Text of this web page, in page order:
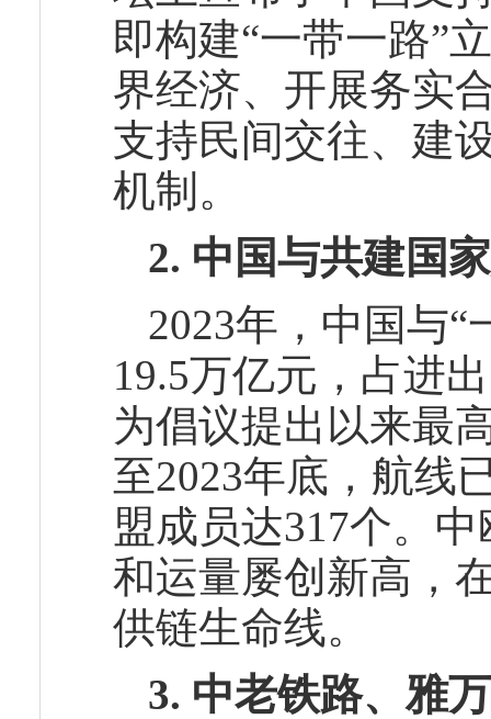
即构建“一带一路”
界经济、开展务实
支持民间交往、建
机制。
2. 中国与共建国
2023年，中国与
19.5万亿元，占进
为倡议提出以来最
至2023年底，航线
盟成员达317个。
和运量屡创新高，
供链生命线。
3. 中老铁路、雅